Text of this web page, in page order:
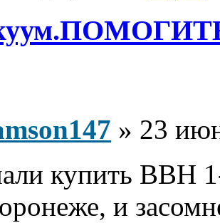
» 23
купить ВВН
и